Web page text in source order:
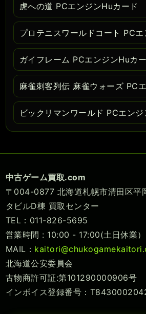
虎への道 PCエンジンHuカード
プロテニスワールドコート PC
ガイフレーム PCエンジンHuカ
麻雀刺客列伝 麻雀ウォーズ PC
ビックリマンワールド PCエン
中古ゲーム買取.com
〒004-0877 北海道札幌市清田区平
タビルD棟 買取センター
TEL：011-826-5695
営業時間 : 10:00 - 17:00(土日休業）
MAIL：
北海道公安委員会
古物商許可証:第101290000906号
インボイス登録番号：